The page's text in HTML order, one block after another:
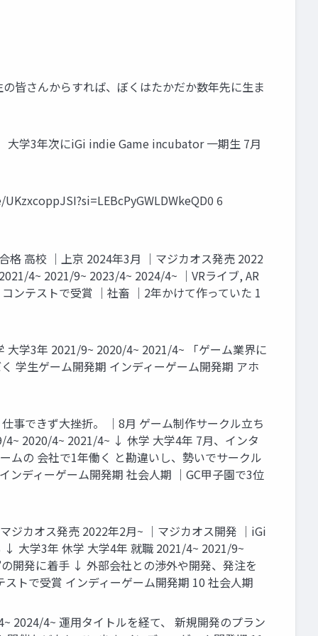
皆さんからすれば、ぼくはたかだか数年先に生ま
大学3年次にiGi indie Game incubator 一期生 7月
6
格 高校 ｜上京 2024年3月 ｜マジカオス発売 2022
4~ 2021/9~ 2023/4~ 2024/4~ ｜VRライブ, AR
ンテストで受賞 ｜社畜 ｜2年かけて作っていた 1
大学3年 2021/9~ 2020/4~ 2021/4~ 「ゲーム業界に
学生ゲーム開発期 インディーゲーム開発期 アホ
事できず大挫折。 ｜8月 ゲーム制作サークル立ち
4~ 2020/4~ 2021/4~ ↓ 休学 大学4年 7月、インタ
の 会社で1年働く と勘違いし、勢いでサークル
ディーゲーム開発期 社会人期 ｜GC甲子園で3位
ジカオス発売 2022年2月~ ｜マジカオス開発 ｜iGi
大学3年 休学 大学4年 就職 2021/4~ 2021/9~
開発に着手 ↓ 外部会社との渉外や開発、発注を
トで受賞 インディーゲーム開発期 10 社会人期
2024/4~ 運用タイトルを経て、 新規開発のプラン